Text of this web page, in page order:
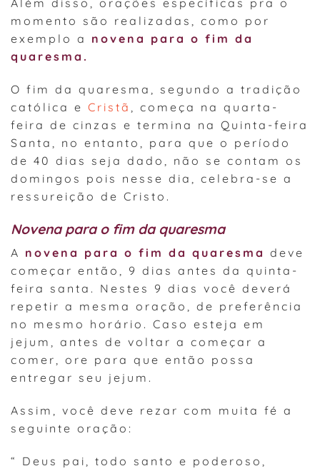
Além disso, orações específicas pra o
momento são realizadas, como por
exemplo a novena para o fim da
quaresma.
O fim da quaresma, segundo a tradição
católica e Cristã , começa na quarta-
feira de cinzas e termina na Quinta-feira
Santa, no entanto, para que o período
de 40 dias seja dado, não se contam os
domingos pois nesse dia, celebra-se a
ressureição de Cristo.
Novena para o fim da quaresma
A novena para o fim da quaresma deve
começar então, 9 dias antes da quinta-
feira santa. Nestes 9 dias você deverá
repetir a mesma oração, de preferência
no mesmo horário. Caso esteja em
jejum, antes de voltar a começar a
comer, ore para que então possa
entregar seu jejum.
Assim, você deve rezar com muita fé a
seguinte oração:
“ Deus pai, todo santo e poderoso,